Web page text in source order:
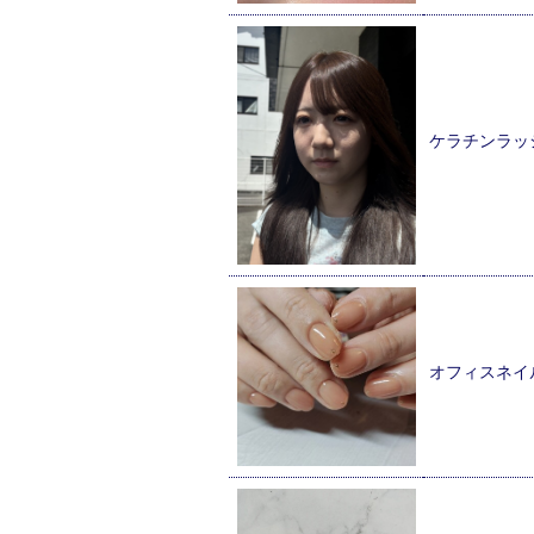
ケラチンラッ
オフィスネイ